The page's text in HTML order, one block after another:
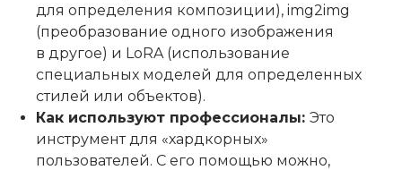
для определения композиции), img2img
(преобразование одного изображения
в другое) и LoRA (использование
специальных моделей для определенных
стилей или объектов).
Как используют профессионалы: Это
инструмент для «хардкорных»
пользователей. С его помощью можно,